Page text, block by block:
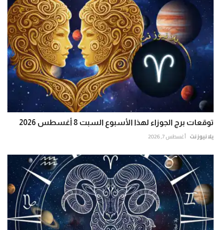
توقعات برج الجوزاء لهذا الأسبوع السبت 8 أغسطس 2026
يلا نيوز نت أغسطس 7, 2026